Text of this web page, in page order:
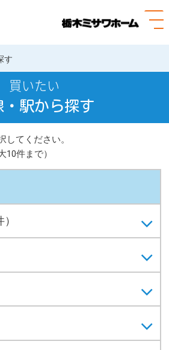
menuOpen
す
買いたい
・駅から探す
してください。
10件まで）